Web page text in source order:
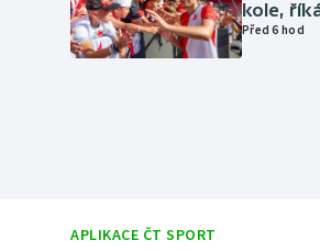
kole,
Před 6 hod
APLIKACE ČT SPORT